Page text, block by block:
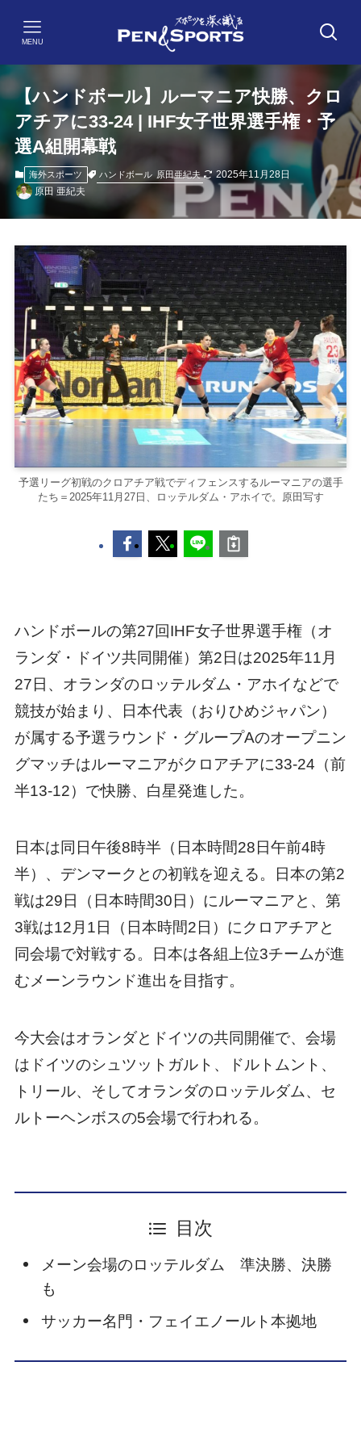
MENU
【ハンドボール】ルーマニア快勝、クロ
アチアに33-24 | IHF女子世界選手権・予
選A組開幕戦
海外スポーツ ハンドボール 原田亜紀夫
2025年11月28日
原田 亜紀夫
予選リーグ初戦のクロアチア戦でディフェンスするルーマニアの選手
たち＝2025年11月27日、ロッテルダム・アホイで。原田写す
ハンドボールの第27回IHF女子世界選手権（オ
ランダ・ドイツ共同開催）第2日は2025年11月
27日、オランダのロッテルダム・アホイなどで
競技が始まり、日本代表（おりひめジャパン）
が属する予選ラウンド・グループAのオープニン
グマッチはルーマニアがクロアチアに33-24（前
半13-12）で快勝、白星発進した。
日本は同日午後8時半（日本時間28日午前4時
半）、デンマークとの初戦を迎える。日本の第2
戦は29日（日本時間30日）にルーマニアと、第
3戦は12月1日（日本時間2日）にクロアチアと
同会場で対戦する。日本は各組上位3チームが進
むメーンラウンド進出を目指す。
今大会はオランダとドイツの共同開催で、会場
はドイツのシュツットガルト、ドルトムント、
トリール、そしてオランダのロッテルダム、セ
ルトーヘンボスの5会場で行われる。
目次
メーン会場のロッテルダム 準決勝、決勝
も
サッカー名門・フェイエノールト本拠地